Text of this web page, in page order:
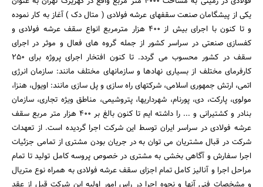
یکی از پیشگامان صنعت سقفهای عرشه فولادی ( متال دک ) آغاز به کار نموده
و تا کنون با اجرای بیش از 400 هزار مترمربع انواع سقف عرشه فولادی و
کفسازی صنعتی در سراسر کشور از جمله گروه های فعال و موثر در اجرای
سقف در کشور محسوب می گردد. تا کنون افتخار اجرای پروژه برای 250
کارفرمای مختلف از بسیاری نهادها و سازمانهای مختلف مانند: سازمان انرژی
اتمی، ارتش جمهوری اسلامی، شرکتهای راه سازی و پل سازی مانند: اویول، هنزا،
مولوی، پارکت، دی، پورنام، شهرداریها، پتروشیمی، مناطق ویژه تجاری، سازمان
بنادر و کشتیرانی و ... را داشته ایم تا کنون بالغ بر 400 هزار متر مربع سقف
عرشه فولادی در سراسر ایران توسط این شرکت اجرا گردیده است. از تعهدات
شرکت در قبال مشتریان می توان به در جریان بودن مشتری از تمامی جزئیات
اجرا سفارش و آگاهی بخشی به مشتری در خصوص پروسه کامل تولید تا تمام
مراحل اجرا و آنالیز کامل تمام اجزای سقف عرشه فولادی به همراه نوع متریال